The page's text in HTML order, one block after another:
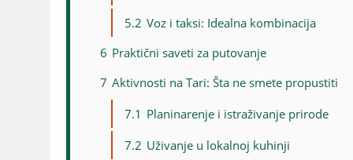
5.2 Voz i taksi: Idealna kombinacija
6 Praktični saveti za putovanje
7 Aktivnosti na Tari: Šta ne smete propustiti
7.1 Planinarenje i istraživanje prirode
7.2 Uživanje u lokalnoj kuhinji